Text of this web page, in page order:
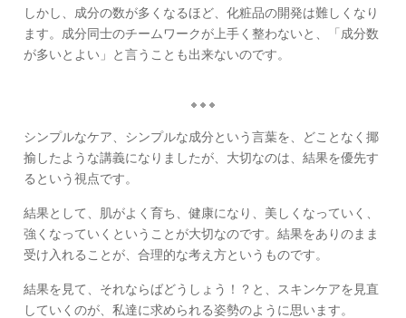
しかし、成分の数が多くなるほど、化粧品の開発は難しくなり
ます。成分同士のチームワークが上手く整わないと、「成分数
が多いとよい」と言うことも出来ないのです。
シンプルなケア、シンプルな成分という言葉を、どことなく揶
揄したような講義になりましたが、大切なのは、結果を優先す
るという視点です。
結果として、肌がよく育ち、健康になり、美しくなっていく、
強くなっていくということが大切なのです。結果をありのまま
受け入れることが、合理的な考え方というものです。
結果を見て、それならばどうしょう！？と、スキンケアを見直
していくのが、私達に求められる姿勢のように思います。